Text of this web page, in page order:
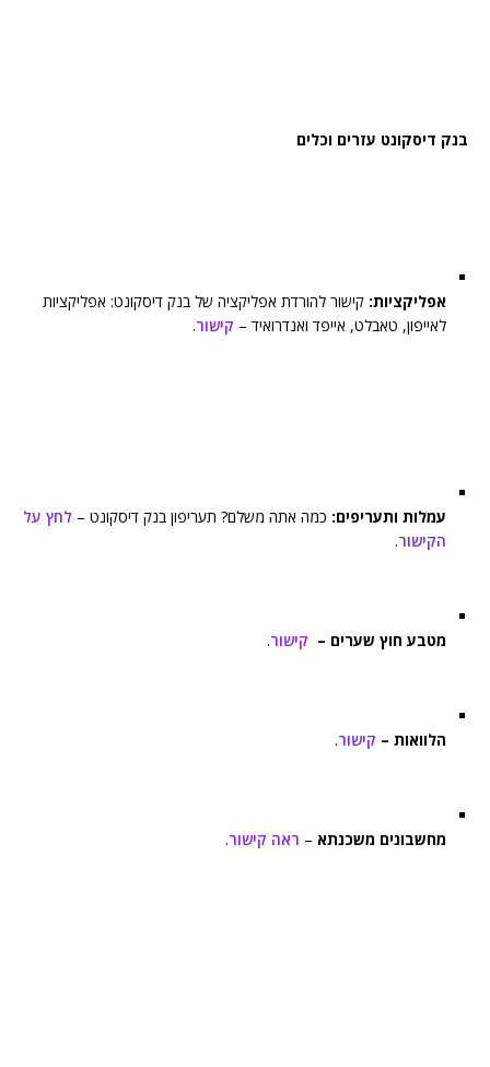
בנק דיסקונט עזרים וכלים
אפליקציות: קישור להורדת אפליקציה של בנק דיסקונט: אפליקציות
לאייפון, טאבלט, אייפד ואנדרואיד – קישור.
עמלות ותעריפים: כמה אתה משלם? תעריפון בנק דיסקונט – לחץ על
הקישור.
מטבע חוץ שערים – קישור.
הלוואות – קישור.
מחשבונים משכנתא – ראה קישור.